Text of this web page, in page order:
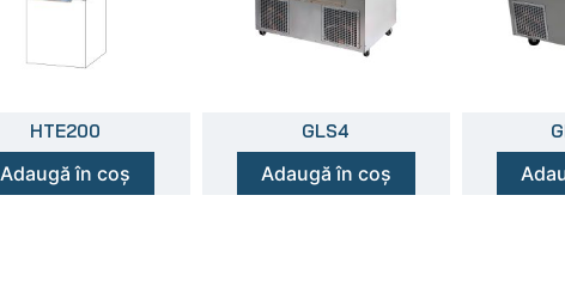
HTE200
Adaugă în coș
GLS4
Adaugă în coș